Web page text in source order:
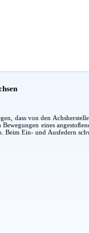
dass von den
eines
Ein- und Ausfedern